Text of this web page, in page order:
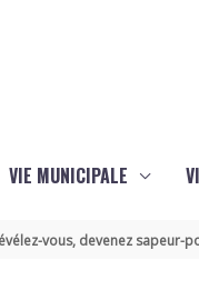
VIE MUNICIPALE
vous, devenez sapeur-